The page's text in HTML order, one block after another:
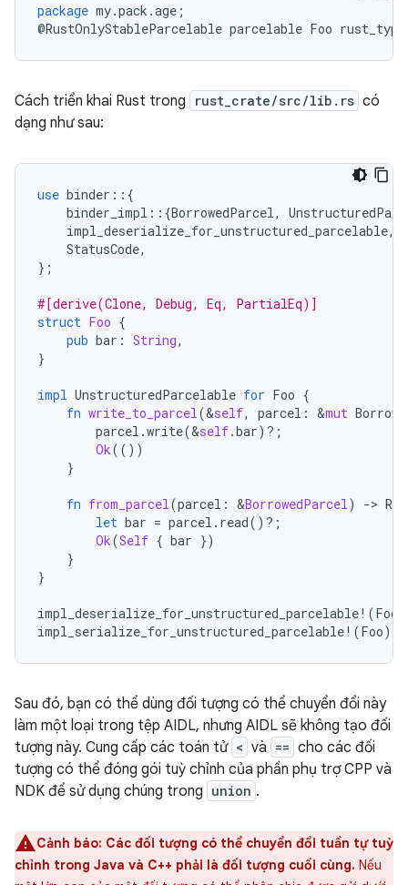
package my.pack .age ;
@RustOnlyStableParcelable parcelable Foo rust_type
Cách triển khai Rust trong rust_crate/src/lib.rs có
dạng như sau:
use binder ::{
binder_impl ::{BorrowedParcel,
impl_deserialize_for_unstructured_parcelable,
StatusCode,
};
#[derive(Clone, Debug, Eq, PartialEq)]
struct Foo {
pub bar : String,
}
impl UnstructuredParcelable for Foo {
fn write_to_parcel(&self, parcel : &mut
parcel .write(&self.bar) ? ;
Ok(())
}
fn from_parcel(parcel : &BorrowedParcel) ->
let bar = parcel . read() ? ;
Ok(Self { bar })
}
}
impl_deserialize_for_unstructured_parcelable! (Foo
impl_serialize_for_unstructured_parcelable! (Foo);
Sau đó, bạn có thể dùng đối tượng có thể chuyển đổi này
làm một loại trong tệp AIDL, nhưng AIDL sẽ không tạo đối
tượng này. Cung cấp các toán tử < và == cho các đối
tượng có thể đóng gói tuỳ chỉnh của phần phụ trợ CPP và
NDK để sử dụng chúng trong union .
Cảnh báo: Các đối tượng có thể chuyển đổi tuần tự tuỳ
chỉnh trong Java và C++ phải là đối tượng cuối cùng. Nếu